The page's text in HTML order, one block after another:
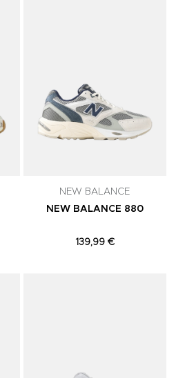
NEW BALANCE
NEW BALANCE 880
139,99 €